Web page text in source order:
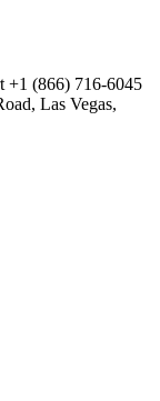
+1 (866) 716-6045
Las Vegas,